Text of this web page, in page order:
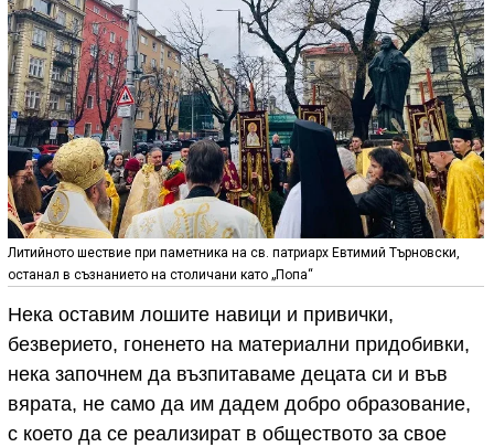
Литийното шествие при паметника на св. патриарх Евтимий Търновски,
останал в съзнанието на столичани като „Попа“
Нека оставим лошите навици и привички,
безверието, гоненето на материални придобивки,
нека започнем да възпитаваме децата си и във
вярата, не само да им дадем добро образование,
с което да се реализират в обществото за свое